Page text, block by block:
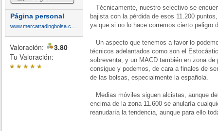
Página personal
Valoración:
3.80
Tu Valoración:
*****
Técnicamente, nuestro selectivo se
bajista con la pérdida de esos 11.200
ya que si no lo hace corremos cierto peligro
Un aspecto que tenemos a favor lo
técnicos adelantados como son el
sobreventa, y un MACD también en zona
consigue y podemos, de cara a finales de
de las bolsas, especialmente la española.
Medias móviles siguen alcistas, aunque
encima de la zona 11.600 se anularía
reanudaría la tendencia, aunque para ello